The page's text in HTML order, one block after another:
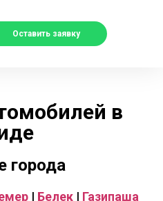
Оставить заявку
в
города
| Белек| Газипаша